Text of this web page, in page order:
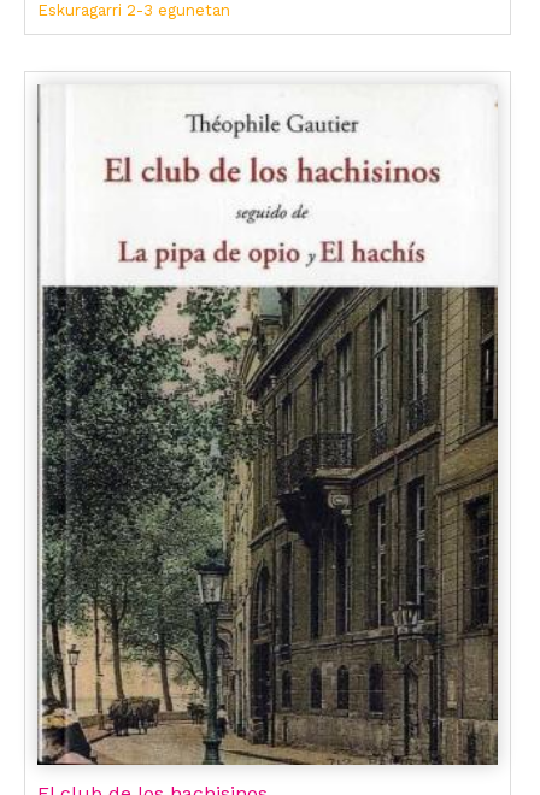
Eskuragarri 2-3 egunetan